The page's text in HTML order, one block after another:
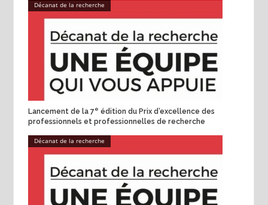
Décanat de la recherche
Lancement de la 7e édition du Prix d’excellence des
professionnels et professionnelles de recherche
Décanat de la recherche